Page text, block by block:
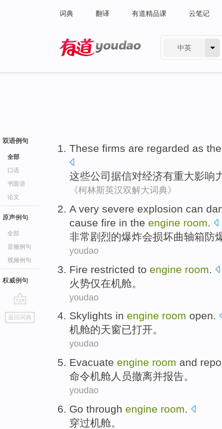
词典 翻译 有道精品课 云笔记
中英
双语例句
全部
口语
书面语
论文
原声例句
全部
音频例句
视频例句
权威例句
go
top
返回词典
These firms are regarded as the
这些公司 据信对经济有重大影响
《柯林斯英汉双解大词典》
A very severe explosion can
cause fire in the engine room.
非常 剧烈的爆炸会损坏曲轴箱防
youdao
Fire restricted to engine room
火势仅在机舱 。
youdao
Skylights in engine room open.
机舱的天窗已打开。
youdao
Evacuate engine room and
命令机舱人员撤离并报告。
youdao
Go through engine room.
穿过机舱。